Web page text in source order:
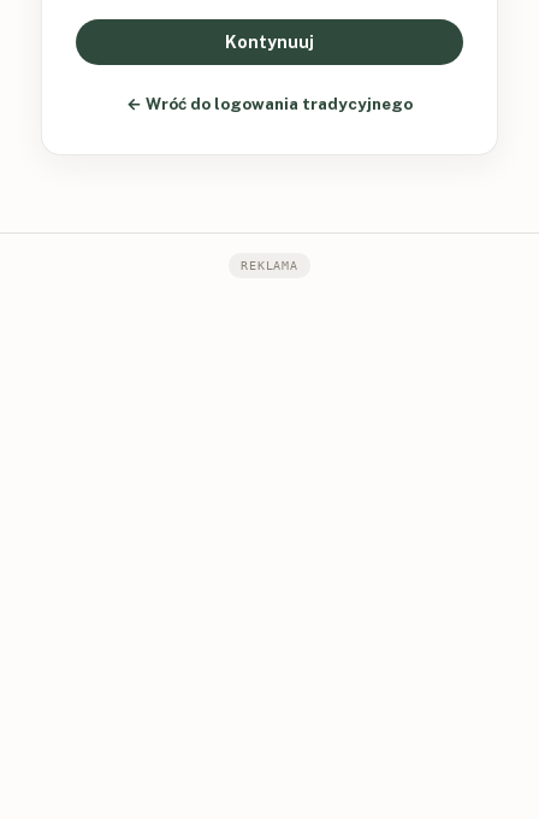
Kontynuuj
← Wróć do logowania tradycyjnego
REKLAMA